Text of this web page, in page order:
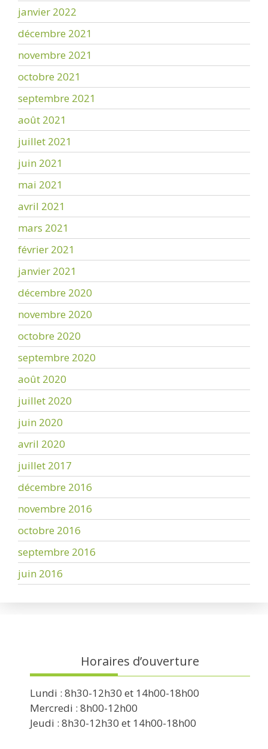
janvier 2022
décembre 2021
novembre 2021
octobre 2021
septembre 2021
août 2021
juillet 2021
juin 2021
mai 2021
avril 2021
mars 2021
février 2021
janvier 2021
décembre 2020
novembre 2020
octobre 2020
septembre 2020
août 2020
juillet 2020
juin 2020
avril 2020
juillet 2017
décembre 2016
novembre 2016
octobre 2016
septembre 2016
juin 2016
Horaires d’ouverture
Lundi : 8h30-12h30 et 14h00-18h00
Mercredi : 8h00-12h00
Jeudi : 8h30-12h30 et 14h00-18h00